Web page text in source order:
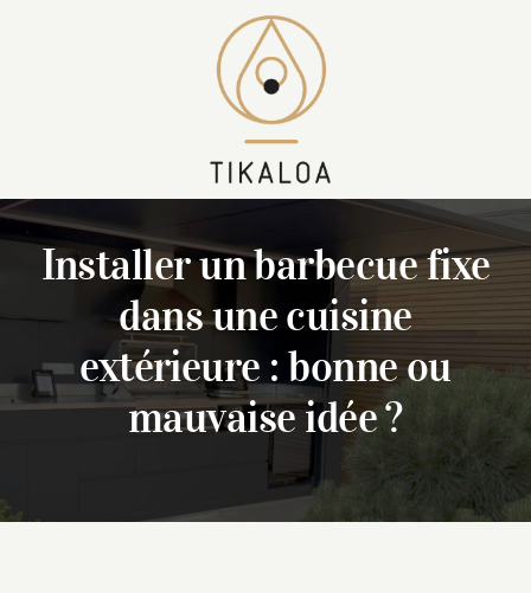
Installer un barbecue fixe
dans une cuisine
extérieure : bonne ou
mauvaise idée ?